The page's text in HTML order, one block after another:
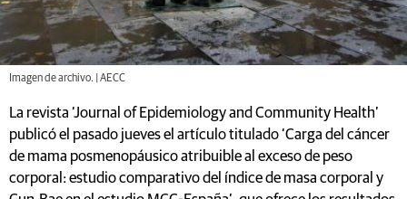
Imagen de archivo. | AECC
La revista ‘Journal of Epidemiology and Community Health’
publicó el pasado jueves el artículo titulado ‘Carga del cáncer
de mama posmenopáusico atribuible al exceso de peso
corporal: estudio comparativo del índice de masa corporal y